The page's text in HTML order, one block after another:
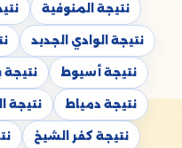
نتيجة المنوفية
نتيجة الوادي الجديد
نتيجة أسيوط
نتيجة دمياط نتيجة
نتيجة كفر الشيخ